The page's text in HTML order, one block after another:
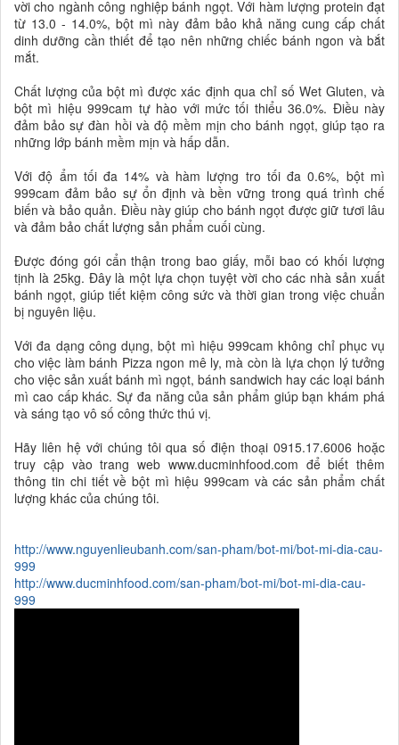
vời cho ngành công nghiệp bánh ngọt. Với hàm lượng protein đạt
từ 13.0 - 14.0%, bột mì này đảm bảo khả năng cung cấp chất
dinh dưỡng cần thiết để tạo nên những chiếc bánh ngon và bắt
mắt.
Chất lượng của bột mì được xác định qua chỉ số Wet Gluten, và
bột mì hiệu 999cam tự hào với mức tối thiểu 36.0%. Điều này
đảm bảo sự đàn hồi và độ mềm mịn cho bánh ngọt, giúp tạo ra
những lớp bánh mềm mịn và hấp dẫn.
Với độ ẩm tối đa 14% và hàm lượng tro tối đa 0.6%, bột mì
999cam đảm bảo sự ổn định và bền vững trong quá trình chế
biến và bảo quản. Điều này giúp cho bánh ngọt được giữ tươi lâu
và đảm bảo chất lượng sản phẩm cuối cùng.
Được đóng gói cẩn thận trong bao giấy, mỗi bao có khối lượng
tịnh là 25kg. Đây là một lựa chọn tuyệt vời cho các nhà sản xuất
bánh ngọt, giúp tiết kiệm công sức và thời gian trong việc chuẩn
bị nguyên liệu.
Với đa dạng công dụng, bột mì hiệu 999cam không chỉ phục vụ
cho việc làm bánh Pizza ngon mê ly, mà còn là lựa chọn lý tưởng
cho việc sản xuất bánh mì ngọt, bánh sandwich hay các loại bánh
mì cao cấp khác. Sự đa năng của sản phẩm giúp bạn khám phá
và sáng tạo vô số công thức thú vị.
Hãy liên hệ với chúng tôi qua số điện thoại 0915.17.6006 hoặc
truy cập vào trang web www.ducminhfood.com để biết thêm
thông tin chi tiết về bột mì hiệu 999cam và các sản phẩm chất
lượng khác của chúng tôi.
http://www.nguyenlieubanh.com/san-pham/bot-mi/bot-mi-dia-cau-
999
http://www.ducminhfood.com/san-pham/bot-mi/bot-mi-dia-cau-
999